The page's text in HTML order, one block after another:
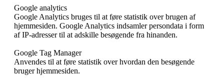
Google analytics
Google Analytics bruges til at føre statistik over brugen af
hjemmesiden. Google Analytics indsamler persondata i form
af IP-adresser til at adskille besøgende fra hinanden.
Google Tag Manager
Anvendes til at føre statistik over hvordan den besøgende
bruger hjemmesiden.